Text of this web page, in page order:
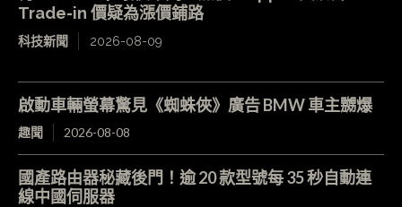
Trade-in 價疑為漲價鋪路
科技新聞 2026-08-09
啟動車輛螢幕驚見《蜘蛛俠》廣告 BMW 車主嬲爆
趣聞 2026-08-08
國產路由器秘藏後門！逾 20 款型號每 35 秒自動連
線中國伺服器